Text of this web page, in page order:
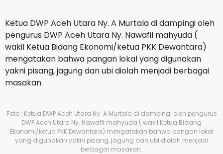
Ketua DWP Aceh Utara Ny. A Murtala di dampingi oleh
pengurus DWP Aceh Utara Ny. Nawafil mahyuda (
wakil Ketua Bidang Ekonomi/ketua PKK Dewantara)
mengatakan bahwa pangan lokal yang digunakan
yakni pisang, jagung dan ubi diolah menjadi berbagai
masakan.
Foto : Ketua DWP Aceh Utara Ny. A Murtala di dampingi oleh pengurus
DWP Aceh Utara Ny. Nawafil mahyuda ( wakil Ketua Bidang
Ekonomi/ketua PKK Dewantara) mengatakan bahwa pangan lokal
yang digunakan yakni pisang, jagung dan ubi diolah menjadi
berbagai masakan.